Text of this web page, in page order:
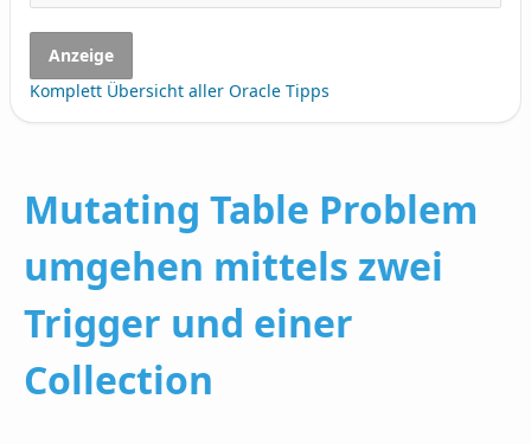
Anzeige
Komplett Übersicht aller Oracle Tipps
Mutating Table Problem
umgehen mittels zwei
Trigger und einer
Collection